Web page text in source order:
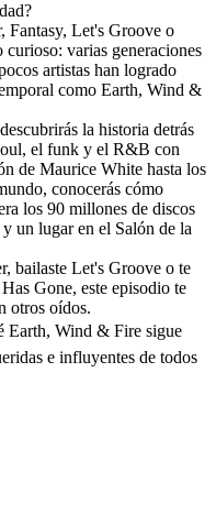
Fantasy, Let's Groove o
varias generaciones
artistas han logrado
como Earth, Wind &
la historia detrás
el funk y el R&B con
de Maurice White hasta los
conocerás cómo
los 90 millones de discos
un lugar en el Salón de la
bailaste Let's Groove o te
Gone, este episodio te
otros oídos.
Earth, Wind & Fire sigue
e influyentes de todos